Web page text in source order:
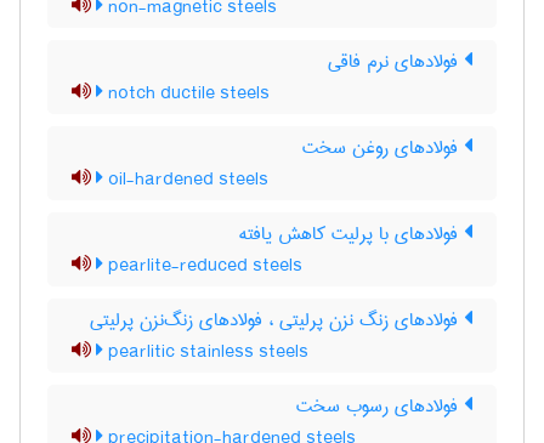
non-magnetic steels
فولادهای نرم فاقی
notch ductile steels
فولادهای روغن سخت
oil-hardened steels
فولادهای با پرلیت کاهش یافته
pearlite-reduced steels
فولادهای زنگ نزن پرلیتی ، فولادهای زنگ‌نزن پرلیتی
pearlitic stainless steels
فولادهای رسوب سخت